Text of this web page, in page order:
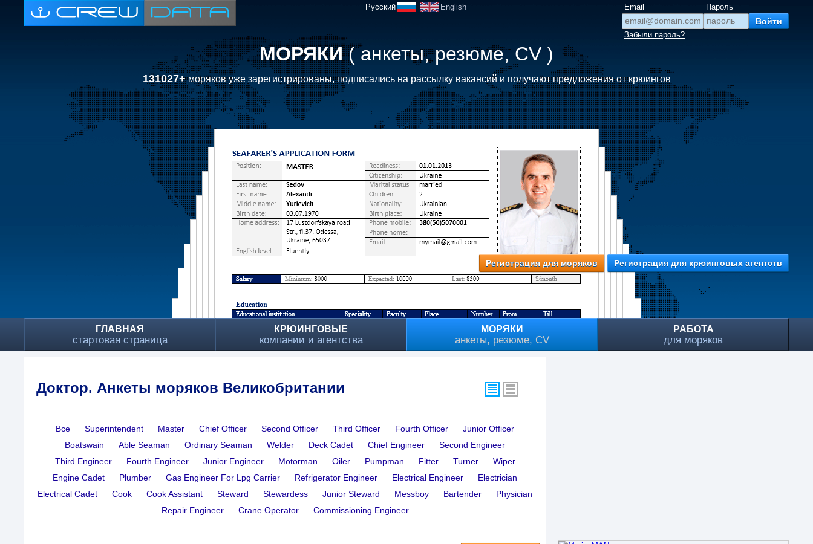
Русский English Email Пароль
Забыли пароль?
МОРЯКИ( анкеты, резюме, CV )
131027+моряков уже зарегистрированы, подписались на рассылку вакансий и получают предложения от крюингов
Регистрация для моряков Регистрация для крюинговых агентств
ГЛАВНАЯ
стартовая страница
КРЮИНГОВЫЕ
компании и агентства
МОРЯКИ
анкеты, резюме, CV
РАБОТА
для моряков
Доктор. Анкеты моряков Великобритании
Все Superintendent Master Chief Officer Second Officer Third Officer Fourth Officer
Junior Officer
Boatswain
Able Seaman Ordinary Seaman Welder Deck Cadet Chief Engineer
Second Engineer
Third Engineer
Fourth Engineer Junior Engineer Motorman Oiler Pumpman Fitter Turner
Wiper
Engine Cadet
Plumber Gas Engineer For Lpg Carrier Refrigerator Engineer Electrical Engineer
Electrician
Electrical Cadet
Cook Cook Assistant Steward Stewardess Junior Steward Messboy Bartender
Physician
Repair Engineer
Crane Operator Commissioning Engineer